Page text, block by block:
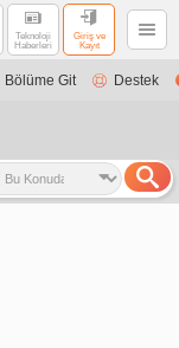
Teknoloji
Haberleri
Giriş ve
Kayıt
Bölüme Git Destek